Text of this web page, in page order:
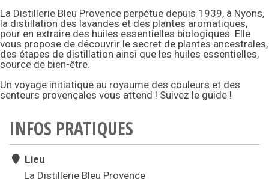
La Distillerie Bleu Provence perpétue depuis 1939, à Nyons,
la distillation des lavandes et des plantes aromatiques,
pour en extraire des huiles essentielles biologiques. Elle
vous propose de découvrir le secret de plantes ancestrales,
des étapes de distillation ainsi que les huiles essentielles,
source de bien-être.
Un voyage initiatique au royaume des couleurs et des
senteurs provençales vous attend ! Suivez le guide !
INFOS PRATIQUES
Lieu
La Distillerie Bleu Provence